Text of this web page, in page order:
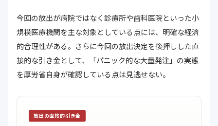
今回の放出が病院ではなく診療所や歯科医院といった小
規模医療機関を主な対象としている点には、明確な経済
的合理性がある。さらに今回の放出決定を後押しした直
接的な引き金として、「パニック的な大量発注」の実態
を厚労省自身が確認している点は見逃せない。
放出の直接的引き金